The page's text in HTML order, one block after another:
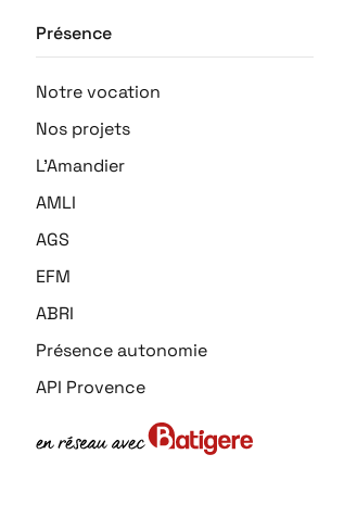
Présence
Notre vocation
Nos projets
L'Amandier
AMLI
AGS
EFM
ABRI
Présence autonomie
API Provence